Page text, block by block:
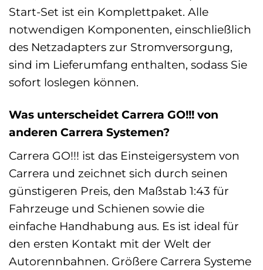
Start-Set ist ein Komplettpaket. Alle
notwendigen Komponenten, einschließlich
des Netzadapters zur Stromversorgung,
sind im Lieferumfang enthalten, sodass Sie
sofort loslegen können.
Was unterscheidet Carrera GO!!! von
anderen Carrera Systemen?
Carrera GO!!! ist das Einsteigersystem von
Carrera und zeichnet sich durch seinen
günstigeren Preis, den Maßstab 1:43 für
Fahrzeuge und Schienen sowie die
einfache Handhabung aus. Es ist ideal für
den ersten Kontakt mit der Welt der
Autorennbahnen. Größere Carrera Systeme